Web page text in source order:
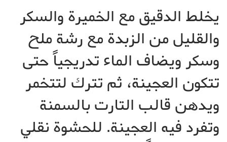
يخلط الدقيق مع الخميرة والسكر
والقليل من الزبدة مع رشة ملح
وسكر ويضاف الماء تدريجياً حتى
تتكون العجينة، ثم تترك لتتخمر
ويدهن قالب التارت بالسمنة
وتفرد فيه العجينة. للحشوة نقلي